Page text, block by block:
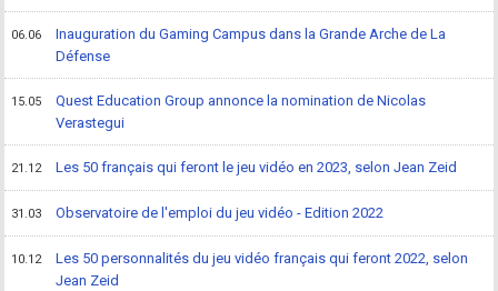
06.06
Inauguration du Gaming Campus dans la Grande Arche de La
Défense
15.05
Quest Education Group annonce la nomination de Nicolas
Verastegui
21.12 Les 50 français qui feront le jeu vidéo en 2023, selon Jean Zeid
31.03 Observatoire de l'emploi du jeu vidéo - Edition 2022
10.12
Les 50 personnalités du jeu vidéo français qui feront 2022, selon
Jean Zeid